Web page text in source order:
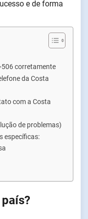
e de forma
corretamente
da Costa
com a Costa
de problemas)
específicas: